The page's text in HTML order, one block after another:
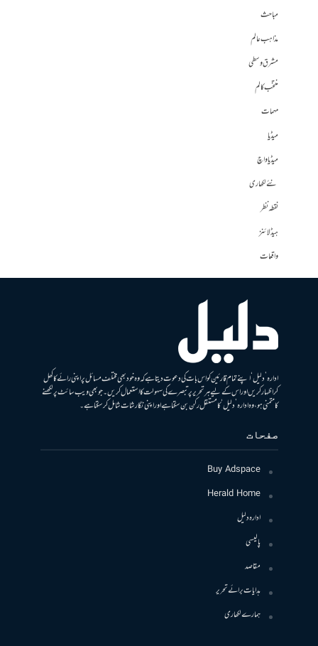
مباحث
مذاہب عالم
مشرق وسطی
منتخب کالم
مہمات
میڈیا
میڈیا واچ
نئے لکھاری
نقطہ نظر
ہیڈلائنز
واقعات
ادارہ ’دلیل‘ اپنے تمام قارئین کو اس بات کی دعوت دیتا ہے کہ وہ خود بھی مختلف مسائل پر اپنی رائے کا کھل
کر اظہار کریں اور اس کے لیے ہر تحریر پر تبصرے کی سہولت کا استعمال کریں۔ جو بھی ویب سائٹ پر لکھنے
کا متمنی ہو، وہ ادارہ ’دلیل‘ کا مستقل رکن بن سکتا ہے اور اپنی نگارشات شامل کرسکتا ہے۔
صفحات
Buy Adspace
Herald Home
ادارہ دلیل
پالیسی
مقاصد
ہدایات برائے تحریر
ہمارے لکھاری